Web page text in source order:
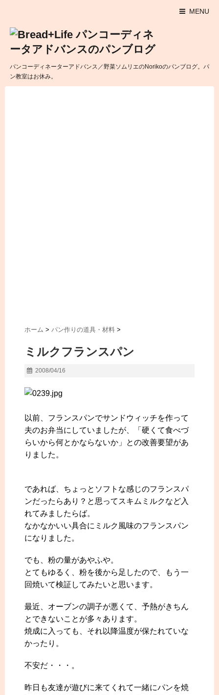
MENU
パンコーディネーターアドバンス／野菜ソムリエのNorikoのパンブログ。パ
ン教室はお休み。
ホーム > パン作りの道具・材料 >
ミルクフランスパン
2008/04/16
以前、フランスパンでサンドウィッチを作って
夫のお弁当にしていましたが、「硬くて食べづ
らいから何とかならないか」との改善要望があ
りました。
であれば、ちょっとソフトな感じのフランスパ
ンだったらあり？と思ってスキムミルクなど入
れてみましたらば。
なかなかいい具合にミルク風味のフランスパン
になりました。
でも、粉の量があやふや。
とてもゆるく、粉を後から足したので、もう一
回焼いて検証してみたいと思います。
最近、オーブンの調子が悪くて、予熱がきちん
とできないことが多々あります。
焼成に入っても、それ以降温度が保たれていな
かったり。
不安だ・・・。
昨日も友達が遊びに来てくれて一緒にパンを焼